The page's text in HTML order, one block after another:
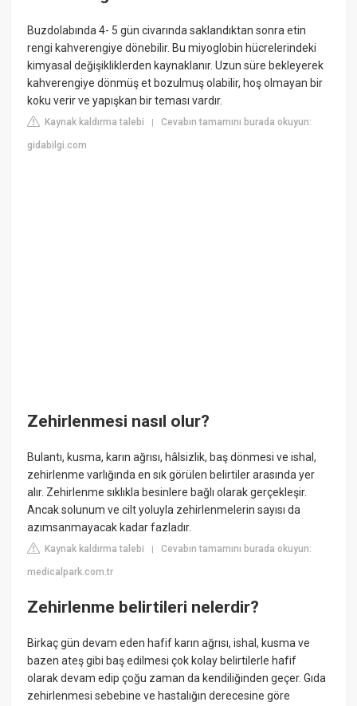
Buzdolabında 4- 5 gün civarında saklandıktan sonra etin
rengi kahverengiye dönebilir. Bu miyoglobin hücrelerindeki
kimyasal değişikliklerden kaynaklanır. Uzun süre bekleyerek
kahverengiye dönmüş et bozulmuş olabilir, hoş olmayan bir
koku verir ve yapışkan bir teması vardır.
Kaynak kaldırma talebi |Cevabın tamamını burada okuyun:
gidabilgi.com
Zehirlenmesi nasıl olur?
Bulantı, kusma, karın ağrısı, hâlsizlik, baş dönmesi ve ishal,
zehirlenme varlığında en sık görülen belirtiler arasında yer
alır. Zehirlenme sıklıkla besinlere bağlı olarak gerçekleşir.
Ancak solunum ve cilt yoluyla zehirlenmelerin sayısı da
azımsanmayacak kadar fazladır.
Kaynak kaldırma talebi |Cevabın tamamını burada okuyun:
medicalpark.com.tr
Zehirlenme belirtileri nelerdir?
Birkaç gün devam eden hafif karın ağrısı, ishal, kusma ve
bazen ateş gibi baş edilmesi çok kolay belirtilerle hafif
olarak devam edip çoğu zaman da kendiliğinden geçer. Gıda
zehirlenmesi sebebine ve hastalığın derecesine göre